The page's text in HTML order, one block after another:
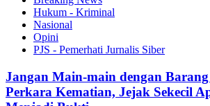
Hukum - Kriminal
Nasional
Opini
PJS - Pemerhati Jurnalis Siber
Jangan Main-main dengan
Perkara Kematian, Jejak Sekecil